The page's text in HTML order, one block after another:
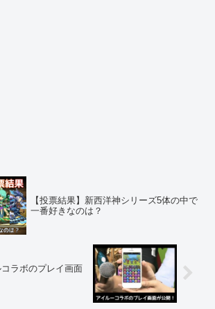
【投票結果】新西洋神シリーズ5体の中で
一番好きなのは？
ラボのプレイ画面